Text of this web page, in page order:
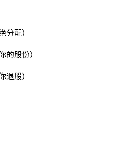
分配）
的股份）
退股）